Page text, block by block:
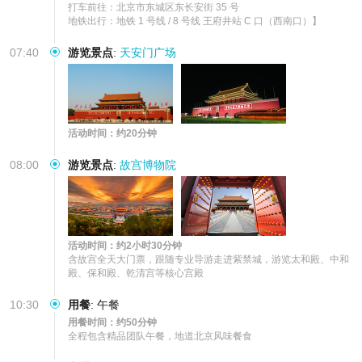
打车前往：北京市东城区东长安街 35 号
地铁出行：地铁 1 号线 / 8 号线 王府井站 C 口（西南口）】
07:40 游览景点: 天安门广场
活动时间：约20分钟
08:00 游览景点: 故宫博物院
活动时间：约2小时30分钟
含故宫全天大门票，跟随专业导游走进紫禁城，游览太和殿、中和
殿、保和殿、乾清宫等核心宫殿
10:30 用餐: 午餐
用餐时间：约50分钟
全程包含精品团队午餐，地道北京风味餐食